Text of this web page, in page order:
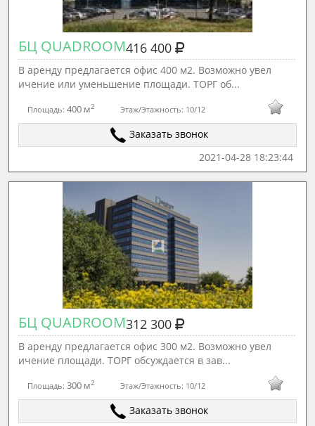
БЦ QUADROOM416 400
В аренду предлагается офис 400 м2. Возможно увел
ичение или уменьшение площади. ТОРГ об...
Площадь: 400 м2 Этаж/Этажность: 10/12
Заказать звонок
2021-04-28 18:23:44
БЦ QUADROOM312 300
В аренду предлагается офис 300 м2. Возможно увел
ичение площади. ТОРГ обсуждается в зав...
Площадь: 300 м2 Этаж/Этажность: 10/12
Заказать звонок